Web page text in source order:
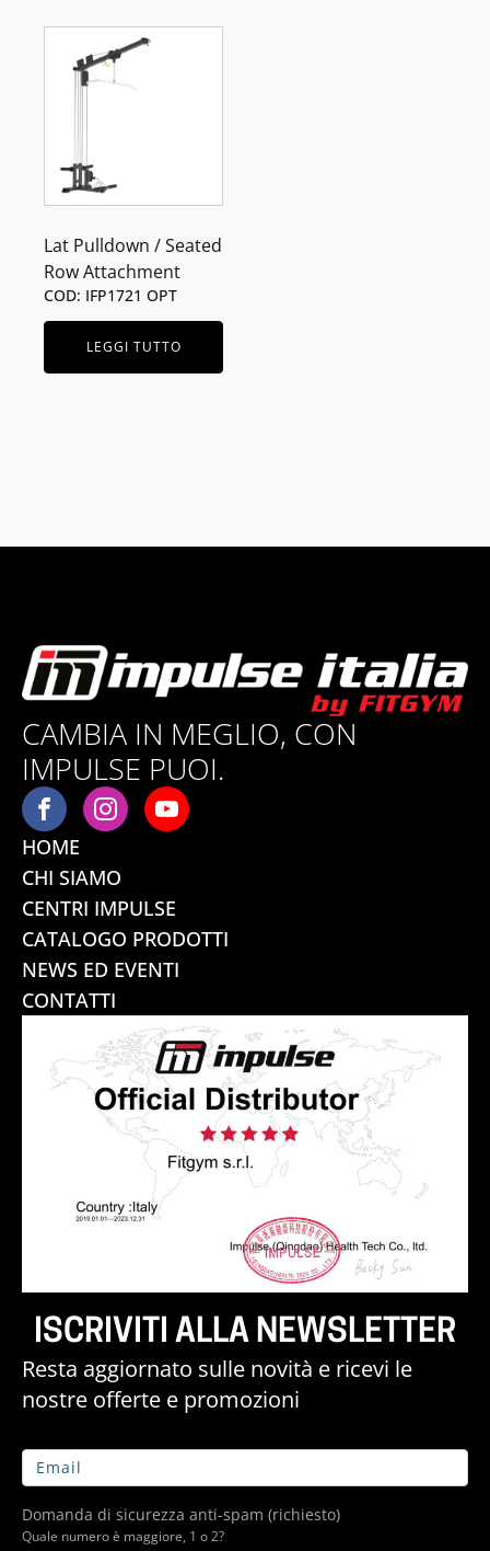
Lat Pulldown / Seated
Row Attachment
COD: IFP1721 OPT
LEGGI TUTTO
CAMBIA IN MEGLIO, CON
IMPULSE PUOI.
HOME
CHI SIAMO
CENTRI IMPULSE
CATALOGO PRODOTTI
NEWS ED EVENTI
CONTATTI
ISCRIVITI ALLA NEWSLETTER
Resta aggiornato sulle novità e ricevi le
nostre offerte e promozioni
Domanda di sicurezza anti-spam (richiesto)
Quale numero è maggiore, 1 o 2?